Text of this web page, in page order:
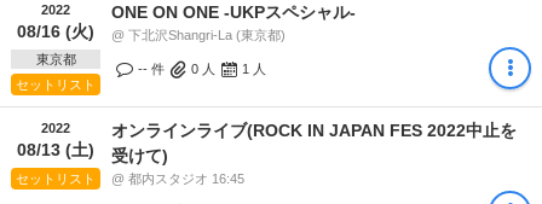
2022
08/16 (火)
東京都
セットリスト
ONE ON ONE -UKPスペシャル-
@ 下北沢Shangri-La (東京都)
-- 件 0 人 1 人
2022
08/13 (土)
セットリスト
オンラインライブ(ROCK IN JAPAN FES 2022中止を
受けて)
@ 都内スタジオ 16:45